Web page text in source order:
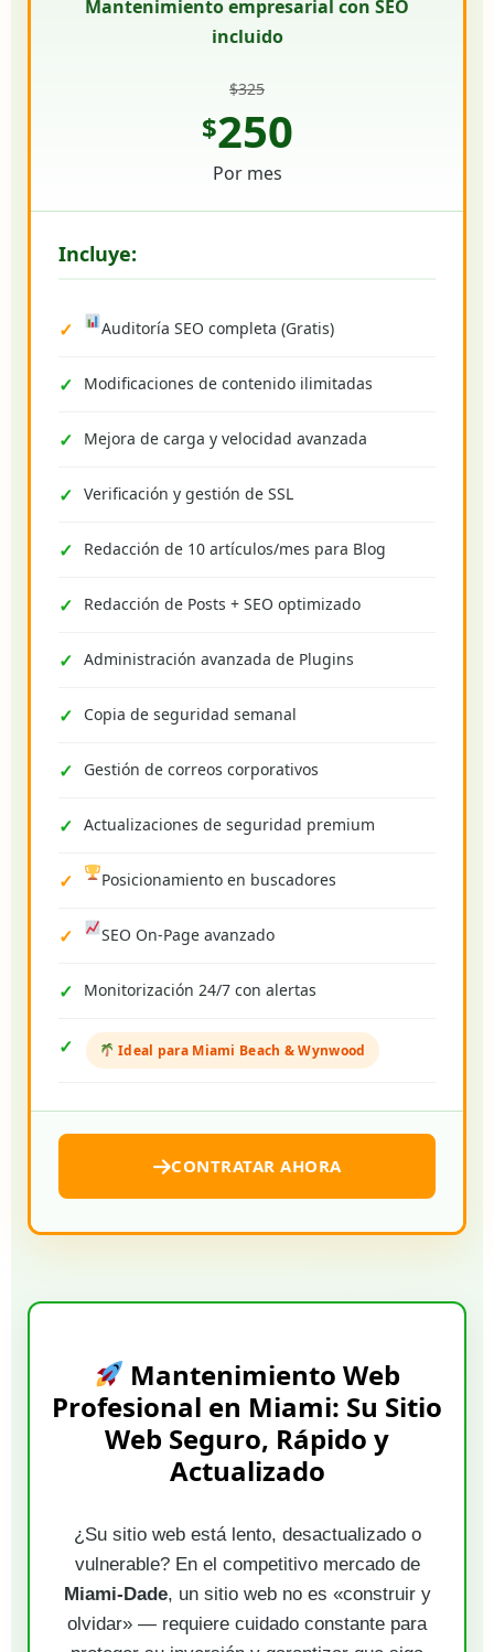
Mantenimiento empresarial con SEO
incluido
$325
$250
Por mes
Incluye:
Auditoría SEO completa (Gratis)
Modificaciones de contenido ilimitadas
Mejora de carga y velocidad avanzada
Verificación y gestión de SSL
Redacción de 10 artículos/mes para Blog
Redacción de Posts + SEO optimizado
Administración avanzada de Plugins
Copia de seguridad semanal
Gestión de correos corporativos
Actualizaciones de seguridad premium
Posicionamiento en buscadores
SEO On-Page avanzado
Monitorización 24/7 con alertas
Ideal para Miami Beach & Wynwood
CONTRATAR AHORA
Mantenimiento Web
Profesional en Miami: Su Sitio
Web Seguro, Rápido y
Actualizado
¿Su sitio web está lento, desactualizado o
vulnerable? En el competitivo mercado de
Miami-Dade, un sitio web no es «construir y
olvidar» — requiere cuidado constante para